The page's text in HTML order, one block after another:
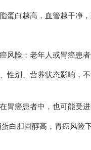
白越高，血管越干净，
险；老年人或胃癌患
性别、营养状态影响，
癌患者中，也可能受进
白胆固醇高，胃癌风险